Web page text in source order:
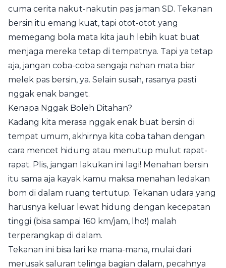
cuma cerita nakut-nakutin pas jaman SD. Tekanan
bersin itu emang kuat, tapi otot-otot yang
memegang bola mata kita jauh lebih kuat buat
menjaga mereka tetap di tempatnya. Tapi ya tetap
aja, jangan coba-coba sengaja nahan mata biar
melek pas bersin, ya. Selain susah, rasanya pasti
nggak enak banget.
Kenapa Nggak Boleh Ditahan?
Kadang kita merasa nggak enak buat bersin di
tempat umum, akhirnya kita coba tahan dengan
cara mencet hidung atau menutup mulut rapat-
rapat. Plis, jangan lakukan ini lagi! Menahan bersin
itu sama aja kayak kamu maksa menahan ledakan
bom di dalam ruang tertutup. Tekanan udara yang
harusnya keluar lewat hidung dengan kecepatan
tinggi (bisa sampai 160 km/jam, lho!) malah
terperangkap di dalam.
Tekanan ini bisa lari ke mana-mana, mulai dari
merusak saluran telinga bagian dalam, pecahnya